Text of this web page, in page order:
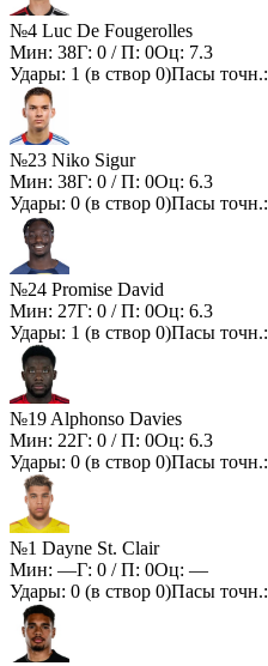
№4 Luc De Fougerolles
Мин: 38Г: 0 / П: 0Оц: 7.3
Удары: 1 (в створ 0)Пасы точн.:
№23 Niko Sigur
Мин: 38Г: 0 / П: 0Оц: 6.3
Удары: 0 (в створ 0)Пасы точн.:
№24 Promise David
Мин: 27Г: 0 / П: 0Оц: 6.3
Удары: 1 (в створ 0)Пасы точн.:
№19 Alphonso Davies
Мин: 22Г: 0 / П: 0Оц: 6.3
Удары: 0 (в створ 0)Пасы точн.:
№1 Dayne St. Clair
Мин: —Г: 0 / П: 0Оц: —
Удары: 0 (в створ 0)Пасы точн.: